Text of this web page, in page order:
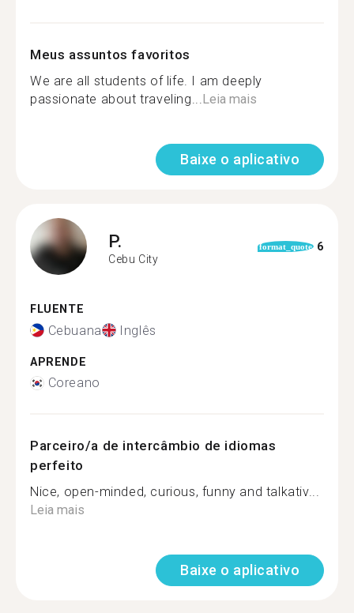
Meus assuntos favoritos
We are all students of life. I am deeply
passionate about traveling...Leia mais
Baixe o aplicativo
P.
Cebu City
format_quote 6
FLUENTE
Cebuana Inglês
APRENDE
Coreano
Parceiro/a de intercâmbio de idiomas
perfeito
Nice, open-minded, curious, funny and talkativ...
Leia mais
Baixe o aplicativo